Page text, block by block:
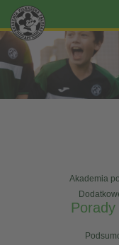
Akademia